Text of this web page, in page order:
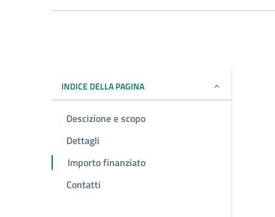
INDICE DELLA PAGINA
Descizione e scopo
Dettagli
Importo finanziato
Contatti